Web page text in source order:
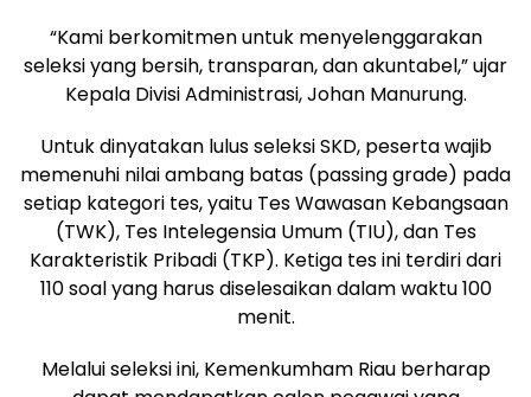
“Kami berkomitmen untuk menyelenggarakan
seleksi yang bersih, transparan, dan akuntabel,” ujar
Kepala Divisi Administrasi, Johan Manurung.
Untuk dinyatakan lulus seleksi SKD, peserta wajib
memenuhi nilai ambang batas (passing grade) pada
setiap kategori tes, yaitu Tes Wawasan Kebangsaan
(TWK), Tes Intelegensia Umum (TIU), dan Tes
Karakteristik Pribadi (TKP). Ketiga tes ini terdiri dari
110 soal yang harus diselesaikan dalam waktu 100
menit.
Melalui seleksi ini, Kemenkumham Riau berharap